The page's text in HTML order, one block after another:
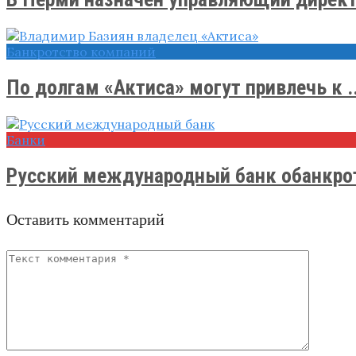
Банкротство компаний
По долгам «Актиса» могут привлечь к
Банки
Русский международный банк
Оставить комментарий